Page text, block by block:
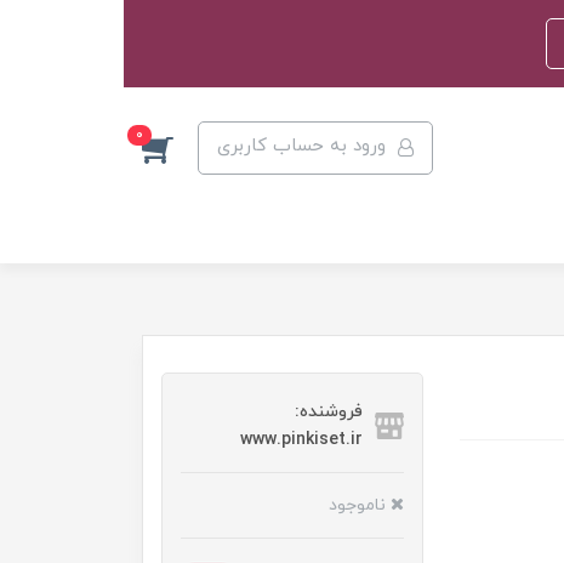
ورود به حساب کاربری 0
فروشنده:
www.pinkiset.ir
ناموجود